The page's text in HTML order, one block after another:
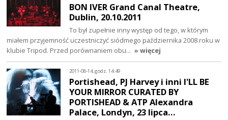
BON IVER Grand Canal Theatre,
Dublin, 20.10.2011
To był zupełnie inny występ od tego, w którym
miałem przyjemność uczestniczyć siódmego października 2008 roku w
klubie Tripod. Przed porównaniem obu… » więcej
2011-08-14, godz. 14:49
Portishead, PJ Harvey i inni I'LL BE
YOUR MIRROR CURATED BY
PORTISHEAD & ATP Alexandra
Palace, Londyn, 23 lipca…